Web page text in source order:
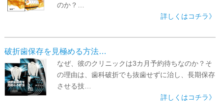
のか？…
詳しくはコチラ》
破折歯保存を見極める方法…
なぜ、彼のクリニックは3カ月予約待ちなのか？そ
の理由は、歯科破折でも抜歯せずに治し、長期保存
させる技…
詳しくはコチラ》